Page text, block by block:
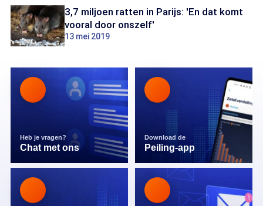
3,7 miljoen ratten in Parijs: 'En dat komt
vooral door onszelf'
13 mei 2019
Heb je vragen?
Chat met ons
Download de
Peiling-app